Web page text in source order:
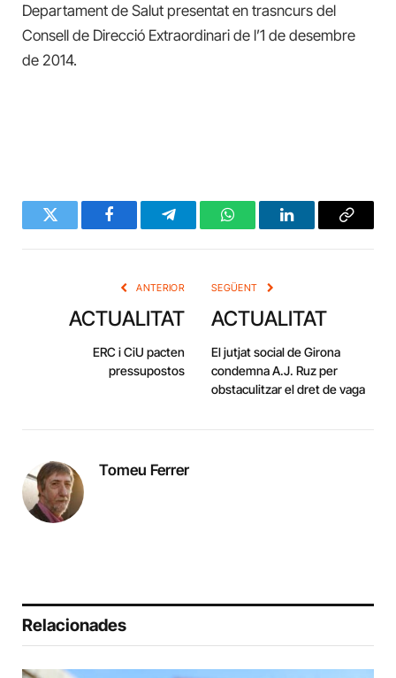
Departament de Salut presentat en trasncurs del
Consell de Direcció Extraordinari de l’1 de desembre
de 2014.
Twitter FacebookTelegramWhatsAppLinkedInCopy
ANTERIOR
ACTUALITAT
ERC i CiU pacten
pressupostos
SEGÜENT
ACTUALITAT
El jutjat social de Girona
condemna A.J. Ruz per
obstaculitzar el dret de vaga
Tomeu Ferrer
Relacionades